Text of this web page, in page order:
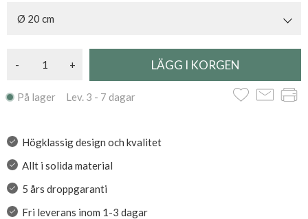
Ø 20 cm
- +
På lager Lev. 3 - 7 dagar
Högklassig design och kvalitet
Allt i solida material
5 års droppgaranti
Fri leverans inom 1-3 dagar